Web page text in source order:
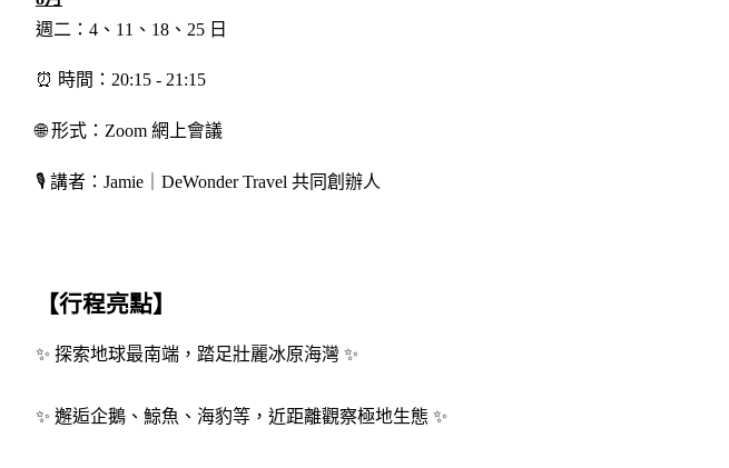
週二：4、11、18、25 日
⏰ 時間：20:15 - 21:15
🌐 形式：Zoom 網上會議
🎙️ 講者：Jamie｜DeWonder Travel 共同創辦人
【行程亮點】
✨ 探索地球最南端，踏足壯麗冰原海灣 ✨
✨ 邂逅企鵝、鯨魚、海豹等，近距離觀察極地生態 ✨